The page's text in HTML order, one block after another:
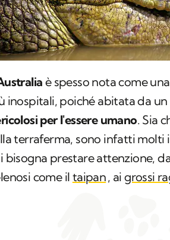
è spesso nota come
inospitali, poiché abitata da
per l'essere umano. Sia
terraferma, sono infatti molti i
bisogna prestare attenzione,
come il taipan, aigrossi